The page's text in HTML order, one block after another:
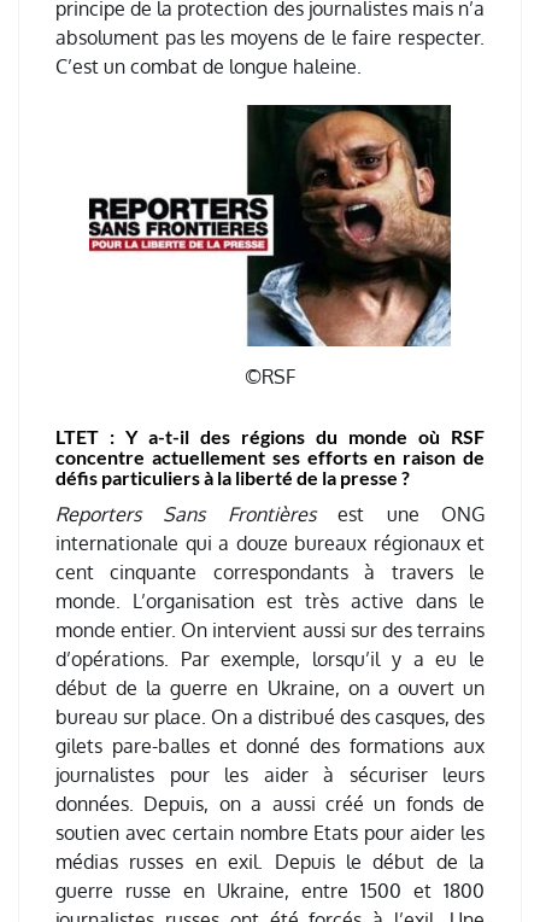
principe de la protection des journalistes mais n’a
absolument pas les moyens de le faire respecter.
C’est un combat de longue haleine.
©RSF
LTET : Y a-t-il des régions du monde où RSF
concentre actuellement ses efforts en raison de
défis particuliers à la liberté de la presse ?
Reporters Sans Frontièresest une ONG
internationale qui a douze bureaux régionaux et
cent cinquante correspondants à travers le
monde. L’organisation est très active dans le
monde entier. On intervient aussi sur des terrains
d’opérations. Par exemple, lorsqu’il y a eu le
début de la guerre en Ukraine, on a ouvert un
bureau sur place. On a distribué des casques, des
gilets pare-balles et donné des formations aux
journalistes pour les aider à sécuriser leurs
données. Depuis, on a aussi créé un fonds de
soutien avec certain nombre Etats pour aider les
médias russes en exil. Depuis le début de la
guerre russe en Ukraine, entre 1500 et 1800